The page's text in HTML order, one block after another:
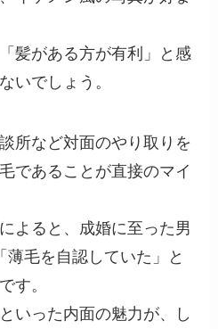
髪がある方が有利」と感
いでしょう。
所など対面のやり取りを
であることが直接のマイ
よると、成婚に至った男
毛を自認していた」と
す。
いった内面の魅力が、し